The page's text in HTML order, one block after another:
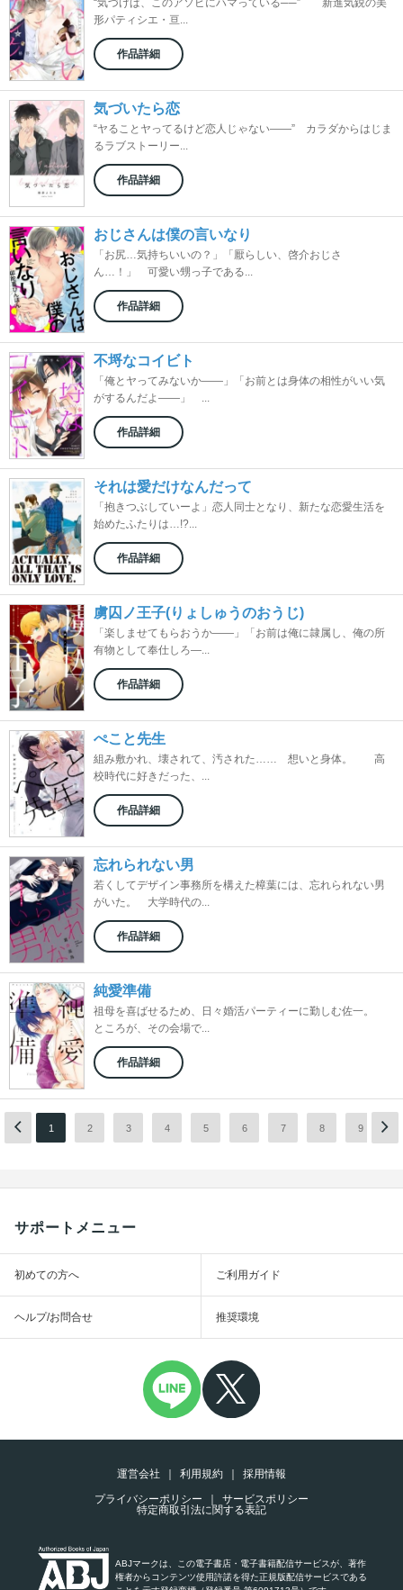
“気づけば、このアソビにハマっている──” 新進気鋭の美
形パティシエ・亘...
作品詳細
気づいたら恋
“ヤることヤってるけど恋人じゃない――” カラダからはじま
るラブストーリー...
作品詳細
おじさんは僕の言いなり
「お尻…気持ちいいの？」「厭らしい、啓介おじさ
ん…！」 可愛い甥っ子である...
作品詳細
不埒なコイビト
「俺とヤってみないか――」「お前とは身体の相性がいい気
がするんだよ――」 ...
作品詳細
それは愛だけなんだって
「抱きつぶしていーよ」恋人同士となり、新たな恋愛生活を
始めたふたりは…!?...
作品詳細
虜囚ノ王子(りょしゅうのおうじ)
「楽しませてもらおうか――」「お前は俺に隷属し、俺の所
有物として奉仕しろ―...
作品詳細
ぺこと先生
組み敷かれ、壊されて、汚された…… 想いと身体。 高
校時代に好きだった、...
作品詳細
忘れられない男
若くしてデザイン事務所を構えた樟葉には、忘れられない男
がいた。 大学時代の...
作品詳細
純愛準備
祖母を喜ばせるため、日々婚活パーティーに勤しむ佐一。
ところが、その会場で...
作品詳細
1 2 3 4 5 6 7 8 9
サポートメニュー
初めての方へ ご利用ガイド
ヘルプ/お問合せ 推奨環境
運営会社 利用規約
採用情報
プライバシーポリシー
サービスポリシー
特定商取引法に関する表記
ABJマークは、この電子書店・電子書籍配信サービスが、著作
権者からコンテンツ使用許諾を得た正規版配信サービスである